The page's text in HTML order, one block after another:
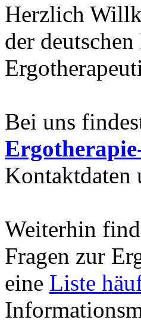
Herzlich
der
Bei uns
Kontaktdaten
Weiterhin
Fragen zur
eine Liste